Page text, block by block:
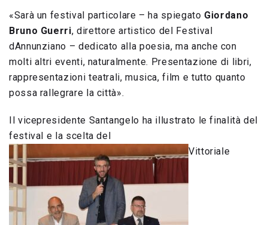
«Sarà un festival particolare – ha spiegato Giordano
Bruno Guerri, direttore artistico del Festival
dAnnunziano – dedicato alla poesia, ma anche con
molti altri eventi, naturalmente. Presentazione di libri,
rappresentazioni teatrali, musica, film e tutto quanto
possa rallegrare la città».
Il vicepresidente Santangelo ha illustrato le finalità del
festival e la scelta del
Vittoriale